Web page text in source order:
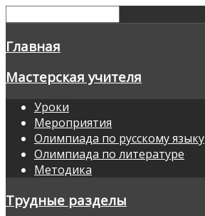
Главная
Мастерская учителя
Уроки
Мероприятия
Олимпиада по русскому языку
Олимпиада по литературе
Методика
Трудные разделы